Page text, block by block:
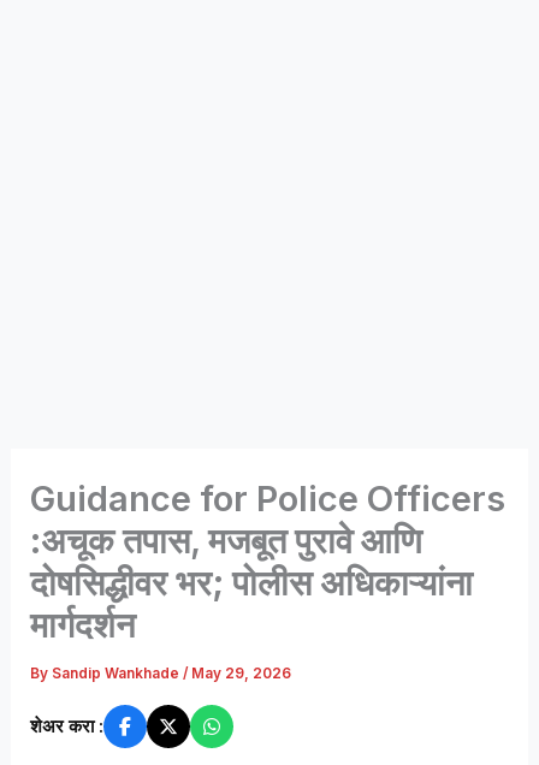
Guidance for Police Officers
:अचूक तपास, मजबूत पुरावे आणि
दोषसिद्धीवर भर; पोलीस अधिकाऱ्यांना
मार्गदर्शन
By Sandip Wankhade/ May 29, 2026
शेअर करा :